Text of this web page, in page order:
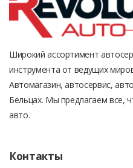
Широкий ассортимент
инструмента от ведущих
Автомагазин, автосервис,
Бельцах. Мы предлагаем все,
авто.
Контакты